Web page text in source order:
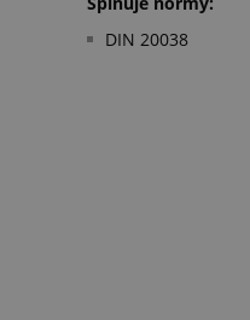
DIN 20038